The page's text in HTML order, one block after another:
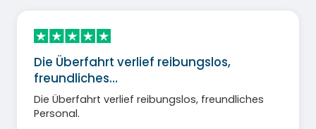
Die Überfahrt verlief reibungslos,
freundliches…
Die Überfahrt verlief reibungslos, freundliches
Personal.